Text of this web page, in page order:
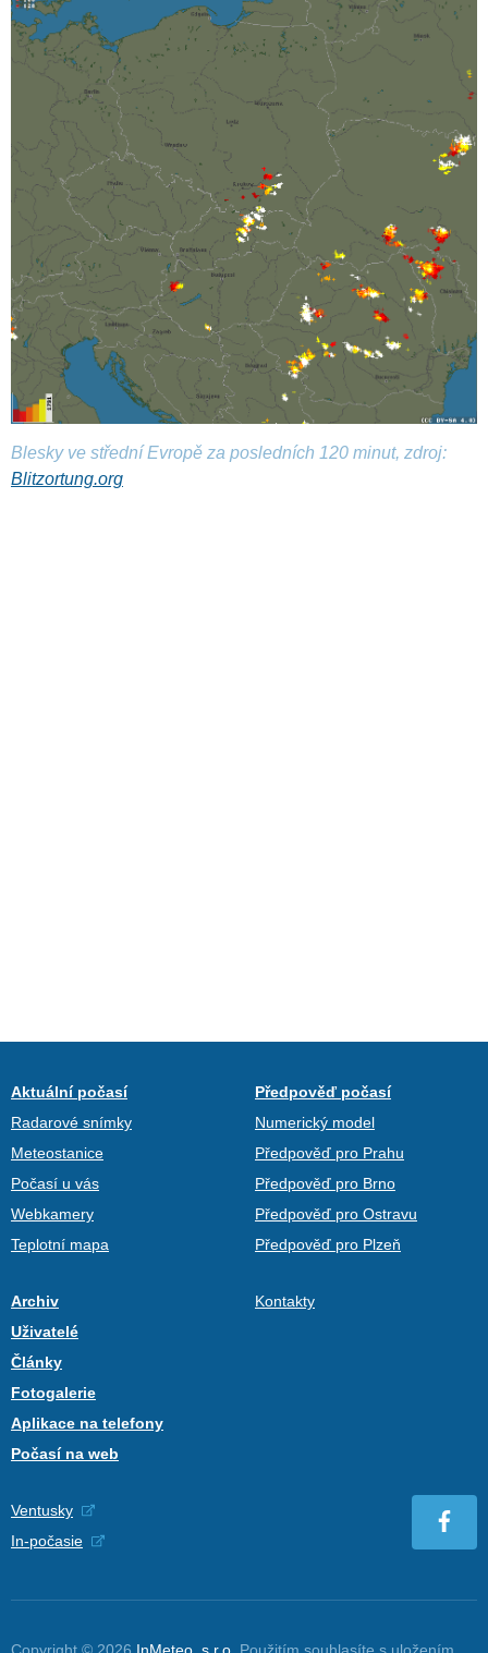
Blesky ve střední Evropě za posledních 120 minut, zdroj:
Blitzortung.org
Aktuální počasí
Radarové snímky
Meteostanice
Počasí u vás
Webkamery
Teplotní mapa
Předpověď počasí
Numerický model
Předpověď pro Prahu
Předpověď pro Brno
Předpověď pro Ostravu
Předpověď pro Plzeň
Archiv
Uživatelé
Články
Fotogalerie
Aplikace na telefony
Počasí na web
Kontakty
Ventusky
In-počasie
Copyright © 2026 InMeteo, s.r.o. Použitím souhlasíte s uložením